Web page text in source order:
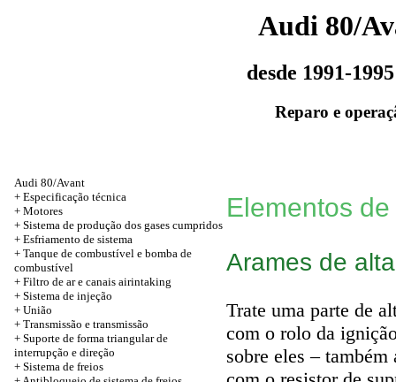
Audi 80/
desde 1991-
Reparo e
Audi 80/Avant
+ Especificação técnica
+ Motores
+ Sistema de produção dos gases cumpridos
+ Esfriamento de sistema
+ Tanque de combustível e bomba de
combustível
+ Filtro de ar e canais airintaking
+ Sistema de injeção
+ União
+ Transmissão e transmissão
+ Suporte de forma triangular de
interrupção e direção
+ Sistema de freios
Elementos
Arames de
Trate uma parte de
com o rolo da
sobre eles –